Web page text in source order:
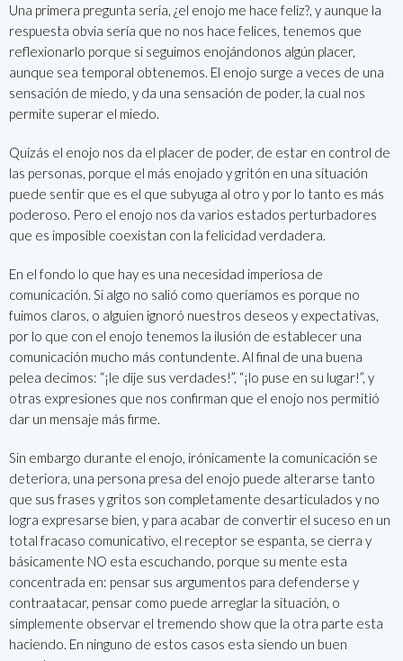
Una primera pregunta seria, ¿el enojo me hace feliz?, y aunque la
respuesta obvia sería que no nos hace felices, tenemos que
reflexionarlo porque si seguimos enojándonos algún placer,
aunque sea temporal obtenemos. El enojo surge a veces de una
sensación de miedo, y da una sensación de poder, la cual nos
permite superar el miedo.
Quizás el enojo nos da el placer de poder, de estar en control de
las personas, porque el más enojado y gritón en una situación
puede sentir que es el que subyuga al otro y por lo tanto es más
poderoso. Pero el enojo nos da varios estados perturbadores
que es imposible coexistan con la felicidad verdadera.
En el fondo lo que hay es una necesidad imperiosa de
comunicación. Si algo no salió como queríamos es porque no
fuimos claros, o alguien ignoró nuestros deseos y expectativas,
por lo que con el enojo tenemos la ilusión de establecer una
comunicación mucho más contundente. Al final de una buena
pelea decimos: “¡le dije sus verdades!”, “¡lo puse en su lugar!”, y
otras expresiones que nos confirman que el enojo nos permitió
dar un mensaje más firme.
Sin embargo durante el enojo, irónicamente la comunicación se
deteriora, una persona presa del enojo puede alterarse tanto
que sus frases y gritos son completamente desarticulados y no
logra expresarse bien, y para acabar de convertir el suceso en un
total fracaso comunicativo, el receptor se espanta, se cierra y
básicamente NO esta escuchando, porque su mente esta
concentrada en: pensar sus argumentos para defenderse y
contraatacar, pensar como puede arreglar la situación, o
simplemente observar el tremendo show que la otra parte esta
haciendo. En ninguno de estos casos esta siendo un buen